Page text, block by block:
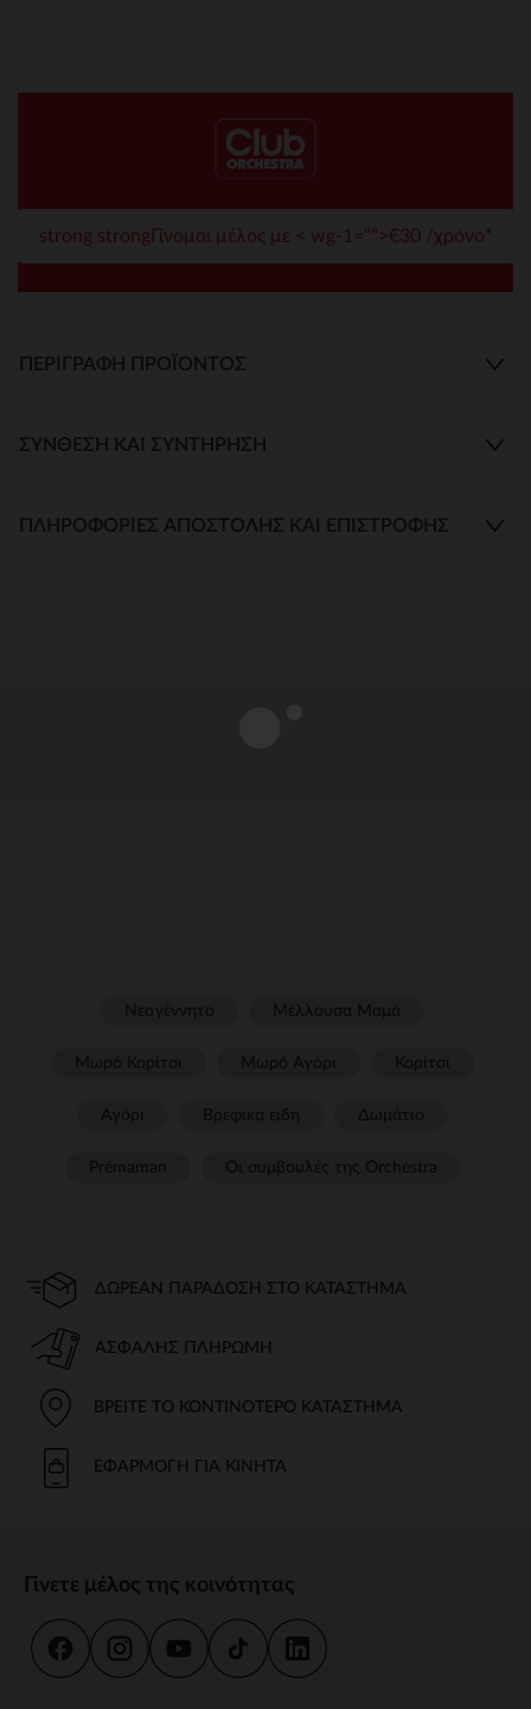
strong strongΓίνομαι μέλος με < wg-1="">€30 /χρόνο*
ΠΕΡΙΓΡΑΦΉ ΠΡΟΪΌΝΤΟΣ
ΣΎΝΘΕΣΗ ΚΑΙ ΣΥΝΤΉΡΗΣΗ
ΠΛΗΡΟΦΟΡΊΕΣ ΑΠΟΣΤΟΛΉΣ ΚΑΙ ΕΠΙΣΤΡΟΦΉΣ
ΔΩΡΕΆΝ ΠΑΡΆΔΟΣΗ ΣΤΟ ΚΑΤΆΣΤΗΜΑ
ΑΣΦΑΛΉΣ ΠΛΗΡΩΜΉ
ΒΡΕΊΤΕ ΤΟ ΚΟΝΤΙΝΌΤΕΡΟ ΚΑΤΆΣΤΗΜΑ
ΕΦΑΡΜΟΓΉ ΓΙΑ ΚΙΝΗΤΆ
Γίνετε μέλος της κοινότητας